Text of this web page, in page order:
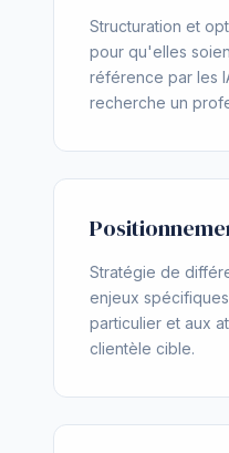
Structuration et
pour qu'elles
référence par les
recherche un
Stratégie de
enjeux
particulier et aux
clientèle cible.